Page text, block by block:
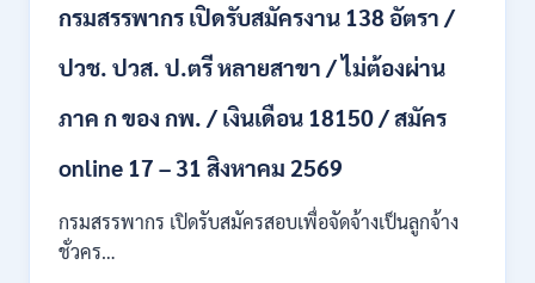
และ
/
ต้อง
ภาค
ก
กพ.
กรมสรรพากร เปิดรับสมัครงาน 138 อัตรา /
ปวช. ปวส. ป.ตรี หลายสาขา / ไม่ต้องผ่าน
ภาค ก ของ กพ. / เงินเดือน 18150 / สมัคร
online 17 – 31 สิงหาคม 2569
กรมสรรพากร เปิดรับสมัครสอบเพื่อจัดจ้างเป็นลูกจ้าง
ชั่วคร…